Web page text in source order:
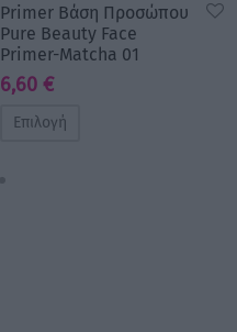
Primer Βάση Προσώπου
Pure Beauty Face
Primer-Matcha 01
6,60 €
Επιλογή